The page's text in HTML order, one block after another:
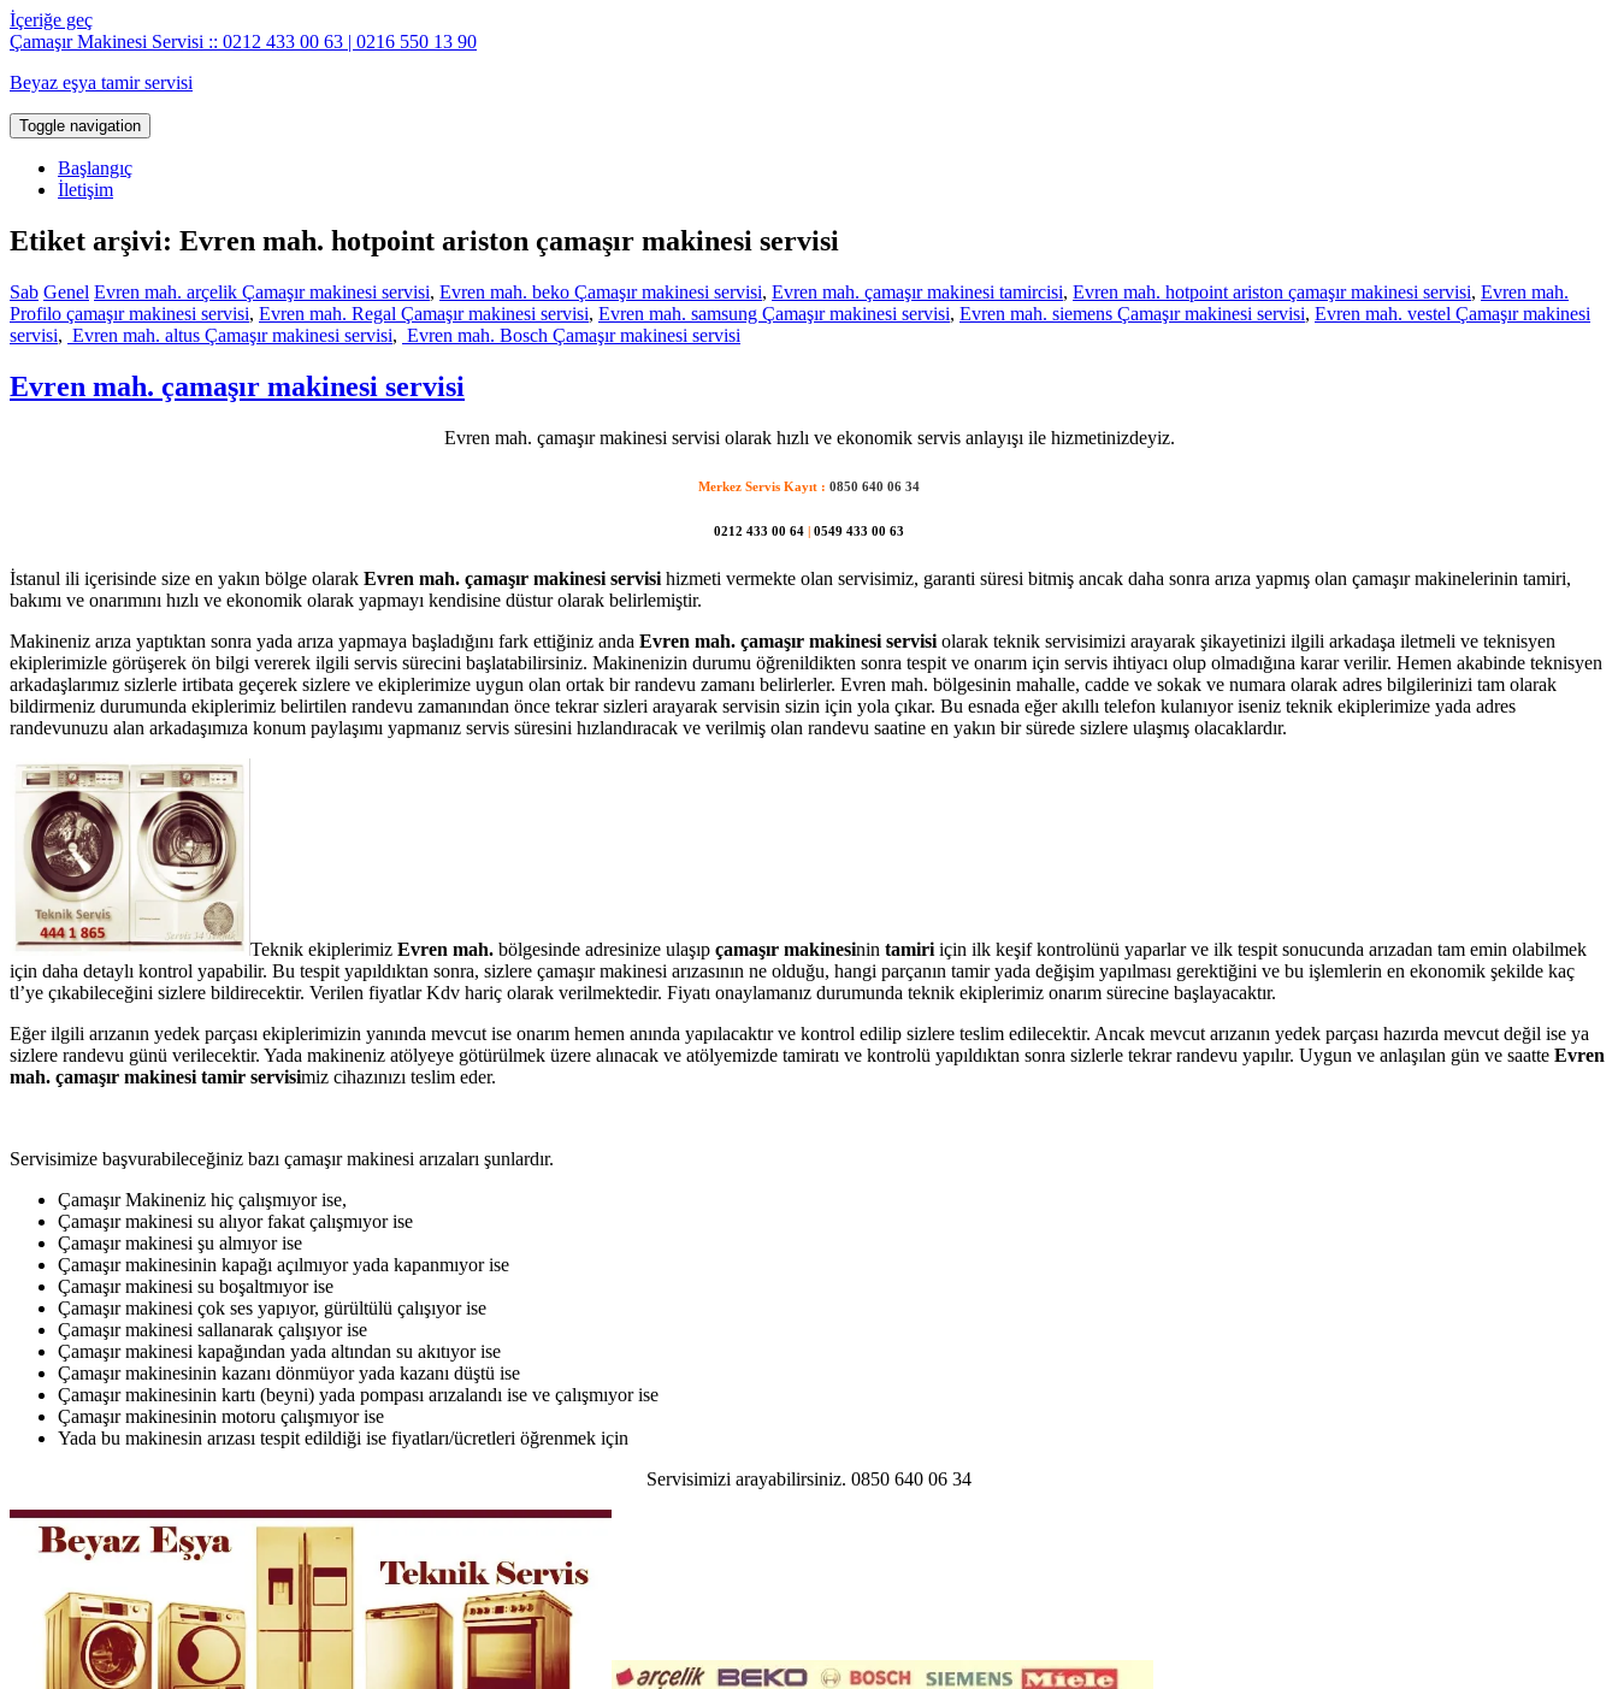
İçeriğe geç
Çamaşır Makinesi Servisi :: 0212 433 00 63 | 0216 550 13 90
Beyaz eşya tamir servisi
Toggle navigation
Başlangıç
İletişim
Etiket arşivi: Evren mah. hotpoint ariston çamaşır makinesi servisi
Sab Genel Evren mah. arçelik Çamaşır makinesi servisi, Evren mah. beko Çamaşır makinesi servisi, Evren mah. çamaşır makinesi tamircisi, Evren mah. hotpoint ariston çamaşır makinesi servisi, Evren mah.
Profilo çamaşır makinesi servisi, Evren mah. Regal Çamaşır makinesi servisi, Evren mah. samsung Çamaşır makinesi servisi, Evren mah. siemens Çamaşır makinesi servisi, Evren mah. vestel Çamaşır makinesi
servisi, Evren mah. altus Çamaşır makinesi servisi, Evren mah. Bosch Çamaşır makinesi servisi
Evren mah. çamaşır makinesi servisi
Evren mah. çamaşır makinesi servisi olarak hızlı ve ekonomik servis anlayışı ile hizmetinizdeyiz.
Merkez Servis Kayıt : 0850 640 06 34
0212 433 00 64 | 0549 433 00 63
İstanul ili içerisinde size en yakın bölge olarak Evren mah. çamaşır makinesi servisi hizmeti vermekte olan servisimiz, garanti süresi bitmiş ancak daha sonra arıza yapmış olan çamaşır makinelerinin tamiri,
bakımı ve onarımını hızlı ve ekonomik olarak yapmayı kendisine düstur olarak belirlemiştir.
Makineniz arıza yaptıktan sonra yada arıza yapmaya başladığını fark ettiğiniz anda Evren mah. çamaşır makinesi servisi olarak teknik servisimizi arayarak şikayetinizi ilgili arkadaşa iletmeli ve teknisyen
ekiplerimizle görüşerek ön bilgi vererek ilgili servis sürecini başlatabilirsiniz. Makinenizin durumu öğrenildikten sonra tespit ve onarım için servis ihtiyacı olup olmadığına karar verilir. Hemen akabinde teknisyen
arkadaşlarımız sizlerle irtibata geçerek sizlere ve ekiplerimize uygun olan ortak bir randevu zamanı belirlerler. Evren mah. bölgesinin mahalle, cadde ve sokak ve numara olarak adres bilgilerinizi tam olarak
bildirmeniz durumunda ekiplerimiz belirtilen randevu zamanından önce tekrar sizleri arayarak servisin sizin için yola çıkar. Bu esnada eğer akıllı telefon kulanıyor iseniz teknik ekiplerimize yada adres
randevunuzu alan arkadaşımıza konum paylaşımı yapmanız servis süresini hızlandıracak ve verilmiş olan randevu saatine en yakın bir sürede sizlere ulaşmış olacaklardır.
Teknik ekiplerimiz Evren mah. bölgesinde adresinize ulaşıp çamaşır makinesinin tamiri için ilk keşif kontrolünü yaparlar ve ilk tespit sonucunda arızadan tam emin olabilmek
için daha detaylı kontrol yapabilir. Bu tespit yapıldıktan sonra, sizlere çamaşır makinesi arızasının ne olduğu, hangi parçanın tamir yada değişim yapılması gerektiğini ve bu işlemlerin en ekonomik şekilde kaç
tl’ye çıkabileceğini sizlere bildirecektir. Verilen fiyatlar Kdv hariç olarak verilmektedir. Fiyatı onaylamanız durumunda teknik ekiplerimiz onarım sürecine başlayacaktır.
Eğer ilgili arızanın yedek parçası ekiplerimizin yanında mevcut ise onarım hemen anında yapılacaktır ve kontrol edilip sizlere teslim edilecektir. Ancak mevcut arızanın yedek parçası hazırda mevcut değil ise ya
sizlere randevu günü verilecektir. Yada makineniz atölyeye götürülmek üzere alınacak ve atölyemizde tamiratı ve kontrolü yapıldıktan sonra sizlerle tekrar randevu yapılır. Uygun ve anlaşılan gün ve saatte Evren
mah. çamaşır makinesi tamir servisimiz cihazınızı teslim eder.
Servisimize başvurabileceğiniz bazı çamaşır makinesi arızaları şunlardır.
Çamaşır Makineniz hiç çalışmıyor ise,
Çamaşır makinesi su alıyor fakat çalışmıyor ise
Çamaşır makinesi şu almıyor ise
Çamaşır makinesinin kapağı açılmıyor yada kapanmıyor ise
Çamaşır makinesi su boşaltmıyor ise
Çamaşır makinesi çok ses yapıyor, gürültülü çalışıyor ise
Çamaşır makinesi sallanarak çalışıyor ise
Çamaşır makinesi kapağından yada altından su akıtıyor ise
Çamaşır makinesinin kazanı dönmüyor yada kazanı düştü ise
Çamaşır makinesinin kartı (beyni) yada pompası arızalandı ise ve çalışmıyor ise
Çamaşır makinesinin motoru çalışmıyor ise
Yada bu makinesin arızası tespit edildiği ise fiyatları/ücretleri öğrenmek için
Servisimizi arayabilirsiniz. 0850 640 06 34